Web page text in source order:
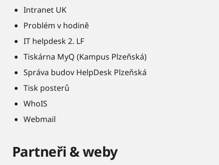
Intranet UK
Problém v hodině
IT helpdesk 2. LF
Tiskárna MyQ (Kampus Plzeňská)
Správa budov HelpDesk Plzeňská
Tisk posterů
WhoIS
Webmail
Partneři & weby